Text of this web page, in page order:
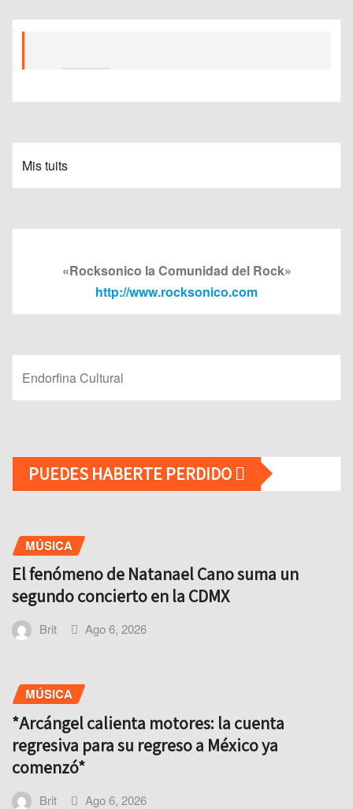
Mis tuits
«Rocksonico la Comunidad del Rock»
http://www.rocksonico.com
Endorfina Cultural
PUEDES HABERTE PERDIDO
MÚSICA
El fenómeno de Natanael Cano suma un
segundo concierto en la CDMX
Brit Ago 6, 2026
MÚSICA
*Arcángel calienta motores: la cuenta
regresiva para su regreso a México ya
comenzó*
Brit Ago 6, 2026